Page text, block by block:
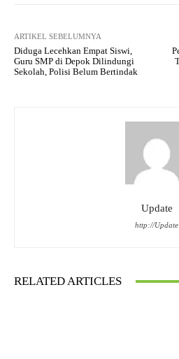
ARTIKEL SEBELUMNYA
Diduga Lecehkan Empat Siswi,
Guru SMP di Depok Dilindungi
Sekolah, Polisi Belum Bertindak
Update
http://Update
RELATED ARTICLES